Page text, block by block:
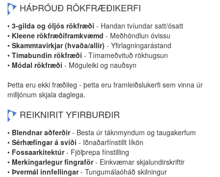
HÁÞRÓUÐ RÖKFRÆÐIKERFI
• 3-gilda og óljós rökfræði - Handan tvíundar satt/ósatt
• Kleene rökfræðiframkvæmd - Meðhöndlun óvissu
• Skammtavirkjar (hvaða/allir) - Yfirlagningarástand
• Tímabundin rökfræði - Tímameðvituð rökhugsun
• Módal rökfræði - Möguleiki og nauðsyn
Þetta eru ekki fræðileg - þetta eru framleiðslukerfi sem vinna úr
milljónum skjala daglega.
REIKNIRIT YFIRBURÐIR
• Blendnar aðferðir- Besta úr táknmyndum og taugakerfum
• Sérhæfingar á sviði - Iðnaðarfínstillt líkön
• Fossaarkitektúr- Fjölþrepa fínstilling
• Merkingarlegur fingraför- Einkvæmar skjalundirskriftir
• Þvermál innfellingar- Tungumálaóháð skilningur